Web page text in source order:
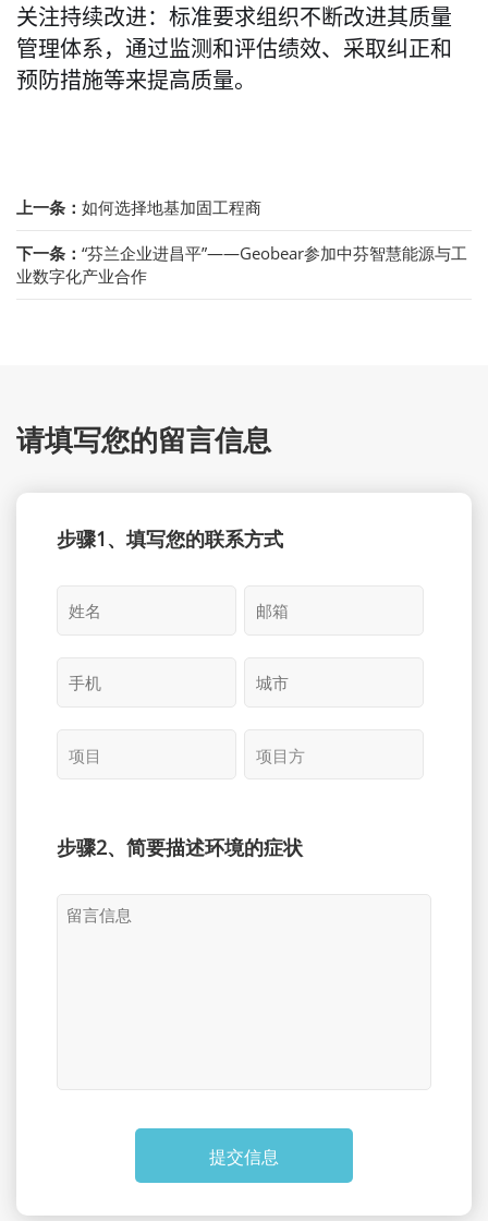
关注持续改进：标准要求组织不断改进其质量
管理体系，通过监测和评估绩效、采取纠正和
预防措施等来提高质量。
上一条： 如何选择地基加固工程商
下一条： “芬兰企业进昌平”——Geobear参加中芬智慧能源与工
业数字化产业合作
请填写您的留言信息
步骤1、填写您的联系方式
步骤2、简要描述环境的症状
提交信息